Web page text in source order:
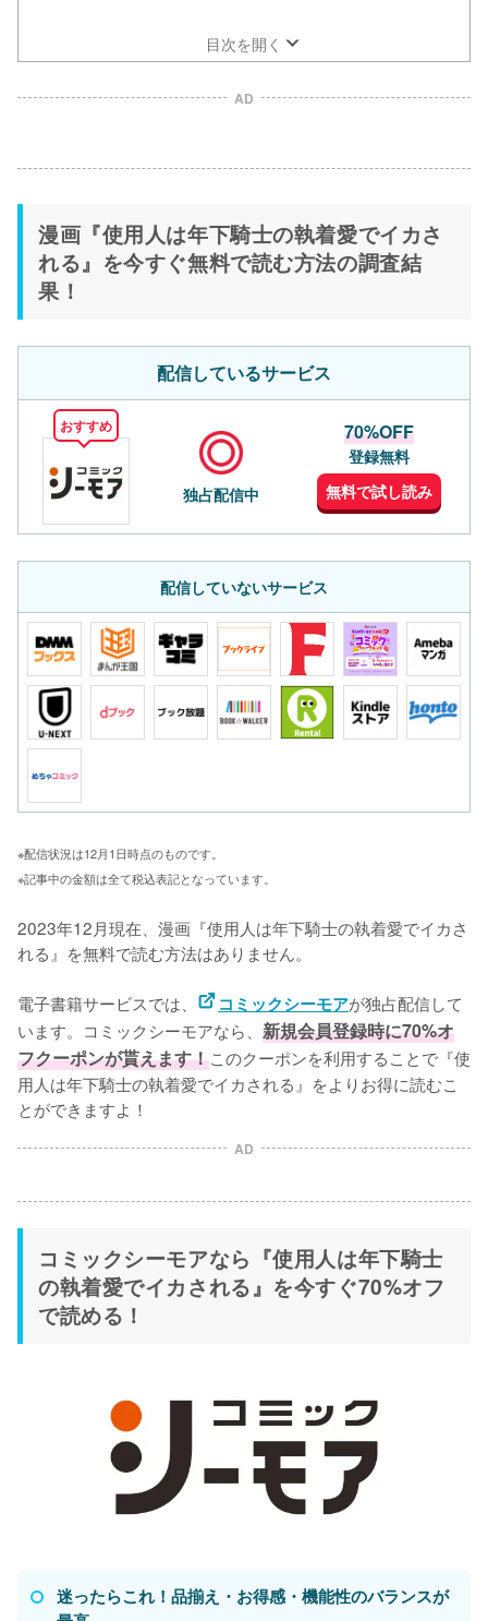
目次を開く
AD
漫画『使用人は年下騎士の執着愛でイカさ
れる』を今すぐ無料で読む方法の調査結
果！
配信しているサービス
おすすめ
独占配信中
70%OFF
登録無料
無料で試し読み
配信していないサービス
※配信状況は12月1日時点のものです。
※記事中の金額は全て税込表記となっています。
2023年12月現在、漫画『使用人は年下騎士の執着愛でイカさ
れる』を無料で読む方法はありません。
電子書籍サービスでは、 コミックシーモアが独占配信して
います。コミックシーモアなら、 新規会員登録時に70%オ
フクーポンが貰えます！このクーポンを利用することで『使
用人は年下騎士の執着愛でイカされる』をよりお得に読むこ
とができますよ！
AD
コミックシーモアなら『使用人は年下騎士
の執着愛でイカされる』を今すぐ70%オフ
で読める！
迷ったらこれ！品揃え・お得感・機能性のバランスが